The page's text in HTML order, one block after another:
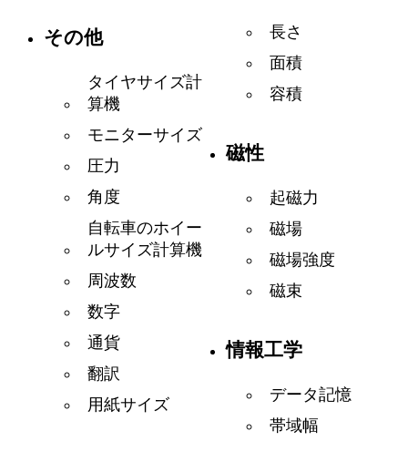
その他
タイヤサイズ計
算機
モニターサイズ
圧力
角度
自転車のホイー
ルサイズ計算機
周波数
数字
通貨
翻訳
用紙サイズ
長さ
面積
容積
磁性
起磁力
磁場
磁場強度
磁束
情報工学
データ記憶
帯域幅